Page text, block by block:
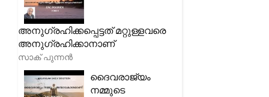
അനുഗ്രഹിക്കപ്പെട്ടത് മറ്റുള്ളവരെ
അനുഗ്രഹിക്കാനാണ്
സാക് പുന്നൻ
ദൈവരാജ്യം
നമ്മുടെ